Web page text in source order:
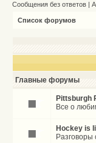
Сообщения без ответов |
Список форумов
Главные форумы
Pittsburgh
Все о
Hockey is
Разговоры